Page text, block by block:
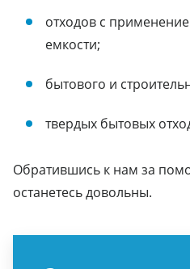
отходов с
емкости;
бытового и
твердых бытовых
Обратившись к нам за
останетесь довольны.